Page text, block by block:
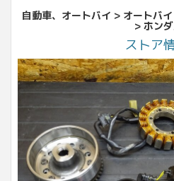
自動車、オートバイ > オートバ
> ホン
ストア